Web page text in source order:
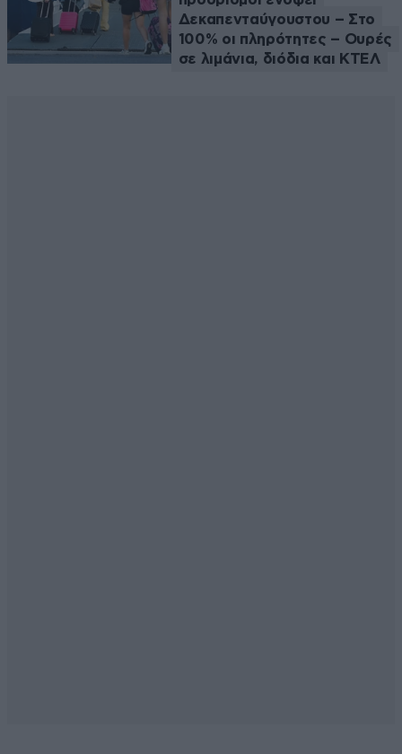
Δεκαπενταύγουστου – Στο
100% οι πληρότητες – Ουρές
σε λιμάνια, διόδια και ΚΤΕΛ